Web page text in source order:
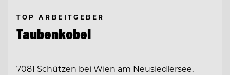
TOP ARBEITGEBER
Taubenkobel
7081 Schützen bei Wien am Neusiedlersee,